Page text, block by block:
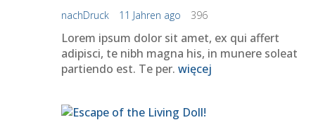
nachDruck 11 Jahren ago 396
Lorem ipsum dolor sit amet, ex qui affert
adipisci, te nibh magna his, in munere soleat
partiendo est. Te per. więcej